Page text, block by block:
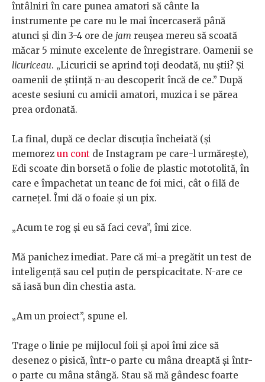
întâlniri în care punea amatori să cânte la
instrumente pe care nu le mai încercaseră până
atunci și din 3-4 ore de jam reușea mereu să scoată
măcar 5 minute excelente de înregistrare. Oamenii se
licuriceau. „Licuricii se aprind toți deodată, nu știi? Și
oamenii de știință n-au descoperit încă de ce.” După
aceste sesiuni cu amicii amatori, muzica i se părea
prea ordonată.
La final, după ce declar discuția încheiată (și
memorez un cont de Instagram pe care-l urmărește),
Edi scoate din borsetă o folie de plastic mototolită, în
care e împachetat un teanc de foi mici, cât o filă de
carnețel. Îmi dă o foaie și un pix.
„Acum te rog și eu să faci ceva”, îmi zice.
Mă panichez imediat. Pare că mi-a pregătit un test de
inteligență sau cel puțin de perspicacitate. N-are ce
să iasă bun din chestia asta.
„Am un proiect”, spune el.
Trage o linie pe mijlocul foii și apoi îmi zice să
desenez o pisică, într-o parte cu mâna dreaptă și într-
o parte cu mâna stângă. Stau să mă gândesc foarte